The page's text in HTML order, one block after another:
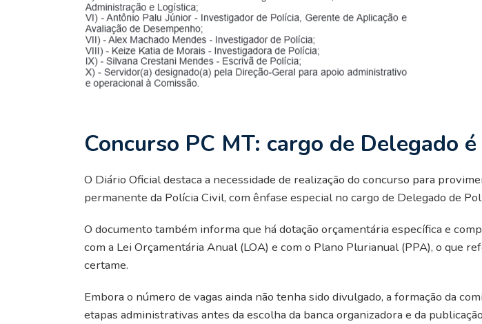
Concurso PC MT: cargo de Delegado
O Diário Oficial destaca a necessidade de realização do concurso para
permanente da Polícia Civil, com ênfase especial no cargo de Delegado de
O documento também informa que há dotação orçamentária específica e
com a Lei Orçamentária Anual (LOA) e com o Plano Plurianual (PPA), o que
certame.
Embora o número de vagas ainda não tenha sido divulgado, a formação da
etapas administrativas antes da escolha da banca organizadora e da